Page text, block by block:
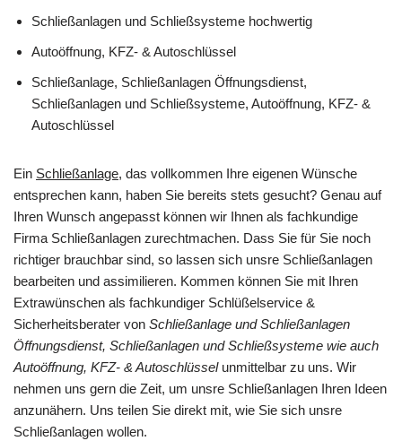
Schließanlagen und Schließsysteme hochwertig
Autoöffnung, KFZ- & Autoschlüssel
Schließanlage, Schließanlagen Öffnungsdienst,
Schließanlagen und Schließsysteme, Autoöffnung, KFZ- &
Autoschlüssel
Ein Schließanlage, das vollkommen Ihre eigenen Wünsche
entsprechen kann, haben Sie bereits stets gesucht? Genau auf
Ihren Wunsch angepasst können wir Ihnen als fachkundige
Firma Schließanlagen zurechtmachen. Dass Sie für Sie noch
richtiger brauchbar sind, so lassen sich unsre Schließanlagen
bearbeiten und assimilieren. Kommen können Sie mit Ihren
Extrawünschen als fachkundiger Schlüßelservice &
Sicherheitsberater von Schließanlage und Schließanlagen
Öffnungsdienst, Schließanlagen und Schließsysteme wie auch
Autoöffnung, KFZ- & Autoschlüsselunmittelbar zu uns. Wir
nehmen uns gern die Zeit, um unsre Schließanlagen Ihren Ideen
anzunähern. Uns teilen Sie direkt mit, wie Sie sich unsre
Schließanlagen wollen.